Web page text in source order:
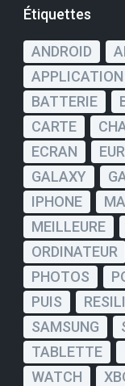
Étiquettes
ANDROID
APPLICATION
BATTERIE
CARTE
ECRAN
GALAXY
IPHONE
MEILLEURE
ORDINATEUR
PHOTOS
PUIS
SAMSUNG
TABLETTE
WATCH